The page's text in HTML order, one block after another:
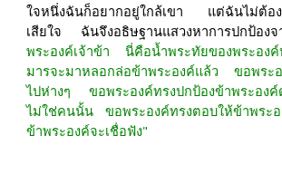
ใจหนึ่งฉันก็อยากอยู่ใกล้เขา แต่ฉันไม่ต้อง
เสียใจ ฉันจึงอธิษฐานแสวงหาการปกป้องจ
พระองค์เจ้าข้า นี่คือน้ำพระทัยของพระอง
มารจะมาหลอกล่อข้าพระองค์แล้ว ขอพระ
ไปห่างๆ ขอพระองค์ทรงปกป้องข้าพระอง
ไม่ใช่คนนั้น ขอพระองค์ทรงตอบให้ข้าพระ
ข้าพระองค์จะเชื่อฟัง"